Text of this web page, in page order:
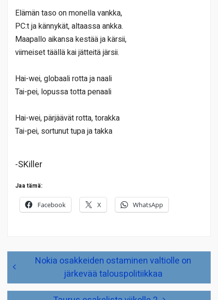
Elämän taso on monella vankka,
PC:t ja kännykät, altaassa ankka.
Maapallo aikansa kestää ja kärsii,
viimeiset täällä kai jätteitä järsii.
Hai-wei, globaali rotta ja naali
Tai-pei, lopussa totta penaali
Hai-wei, pärjäävät rotta, torakka
Tai-pei, sortunut tupa ja takka
-SKiller
Jaa tämä:
Facebook X WhatsApp
Artikkelien
selaus
Nokia osakkeiden ostaminen valtiolle on
järkevää talouspolitiikkaa